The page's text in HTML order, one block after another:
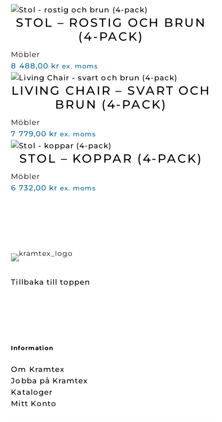
STOL – ROSTIG OCH BRUN
(4-PACK)
Möbler
8 488,00 kr ex. moms
LIVING CHAIR – SVART OCH
BRUN (4-PACK)
Möbler
7 779,00 kr ex. moms
STOL – KOPPAR (4-PACK)
Möbler
6 732,00 kr ex. moms
Tillbaka till toppen
Information
Om Kramtex
Jobba på Kramtex
Kataloger
Mitt Konto